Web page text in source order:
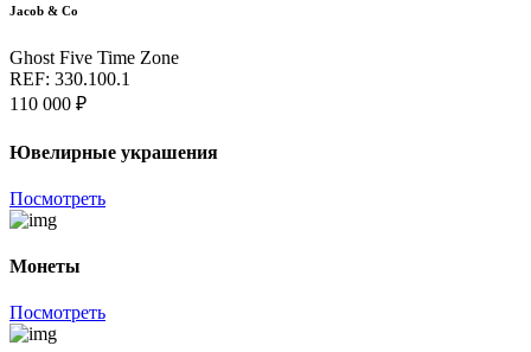
Jacob & Co
Ghost Five Time Zone
REF: 330.100.1
110 000 ₽
Ювелирные украшения
Посмотреть
Монеты
Посмотреть